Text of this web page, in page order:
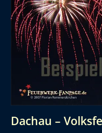
Dachau –